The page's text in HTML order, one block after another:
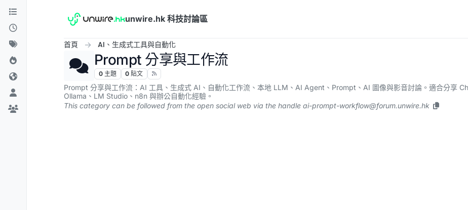
跳到內容
unwire.hk 科技討論區
首頁 AI、生成式工具與自動化
Prompt 分享與工作流
0 主題 0 貼文
Prompt 分享與工作流：AI 工具、生成式 AI、自動化工作流、本地 LLM、AI Agent、Prompt、AI 圖像與影音討論。適合分享
Ollama、LM Studio、n8n 與辦公自動化經驗。
This category can be followed from the open social web via the handle ai-prompt-workflow@forum.unwire.hk